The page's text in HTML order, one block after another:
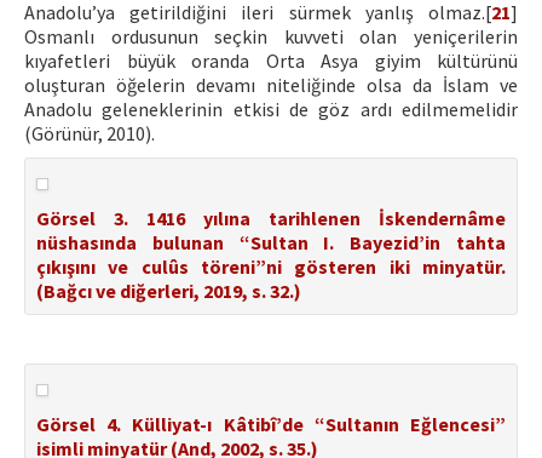
Anadolu’ya getirildiğini ileri sürmek yanlış olmaz.[21]
Osmanlı ordusunun seçkin kuvveti olan yeniçerilerin
kıyafetleri büyük oranda Orta Asya giyim kültürünü
oluşturan öğelerin devamı niteliğinde olsa da İslam ve
Anadolu geleneklerinin etkisi de göz ardı edilmemelidir
(Görünür, 2010).
Görsel 3. 1416 yılına tarihlenen İskendernâme
nüshasında bulunan “Sultan I. Bayezid’in tahta
çıkışını ve culûs töreni”ni gösteren iki minyatür.
(Bağcı ve diğerleri, 2019, s. 32.)
Görsel 4. Külliyat-ı Kâtibî’de “Sultanın Eğlencesi”
isimli minyatür (And, 2002, s. 35.)